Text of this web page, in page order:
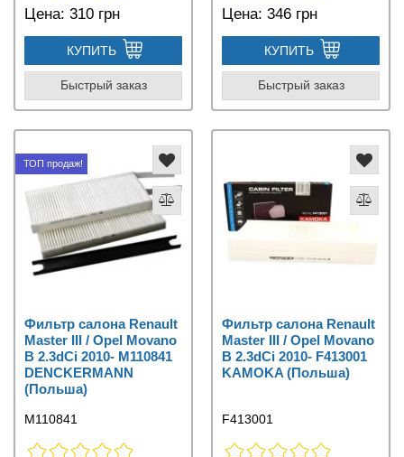
Цена: 310 грн
КУПИТЬ
Быстрый заказ
Цена: 346 грн
КУПИТЬ
Быстрый заказ
ТОП продаж!
Фильтр салона Renault
Master III / Opel Movano
B 2.3dCi 2010- M110841
DENCKERMANN
(Польша)
M110841
Фильтр салона Renault
Master III / Opel Movano
B 2.3dCi 2010- F413001
KAMOKA (Польша)
F413001